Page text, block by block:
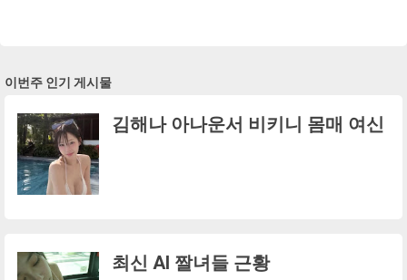
이번주 인기 게시물
김해나 아나운서 비키니 몸매 여신
최신 AI 짤녀들 근황